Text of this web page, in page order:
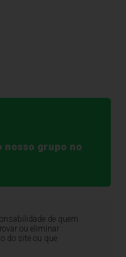
nosso grupo no
de quem
ou eliminar
do site ou que